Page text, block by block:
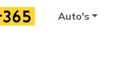
Auto's